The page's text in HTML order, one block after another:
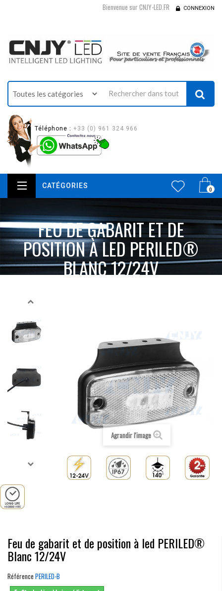
Bienvenue sur CNJY-LED.FR CONNEXION
Téléphone : +33 (0) 961 324 966
0
CATÉGORIES
FEU DE GABARIT ET DE
POSITION À LED PERILED®
BLANC 12/24V
FEUX DE GABARIT LED
Agrandir l'image
Feu de gabarit et de position à led PERILED®
Blanc 12/24V
Référence PERILED-B